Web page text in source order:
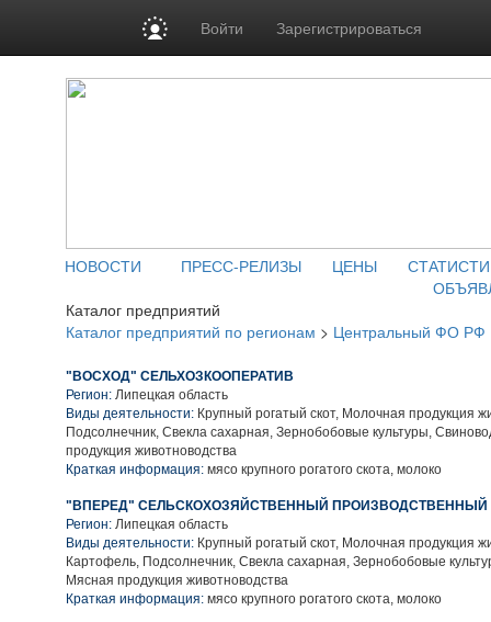
Войти Зарегистрироваться
НОВОСТИ ПРЕСС-РЕЛИЗЫ ЦЕНЫ
Каталог предприятий
Каталог предприятий по регионам > Центральный ФО РФ
"ВОСХОД" СЕЛЬХОЗКООПЕРАТИВ
Регион: Липецкая область
Виды деятельности: Крупный рогатый скот, Молочная продукция
Подсолнечник, Свекла сахарная, Зернобобовые культуры,
продукция животноводства
Краткая информация: мясо крупного рогатого скота, молоко
"ВПЕРЕД" СЕЛЬСКОХОЗЯЙСТВЕННЫЙ ПРОИЗВОДСТВЕННЫЙ
Регион: Липецкая область
Виды деятельности: Крупный рогатый скот, Молочная продукция
Картофель, Подсолнечник, Свекла сахарная, Зернобобовые
Мясная продукция животноводства
Краткая информация: мясо крупного рогатого скота, молоко